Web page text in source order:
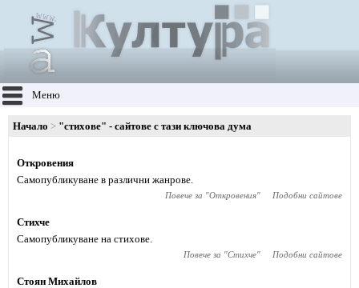
Меню
Начало "стихове" - сайтове с тази ключова дума
Откровения
Самопубликуване в различни жанрове.
Повече за "Откровения" Подобни сайтове
Стихче
Самопубликуване на стихове.
Повече за "Стихче" Подобни сайтове
Стоян Михайлов